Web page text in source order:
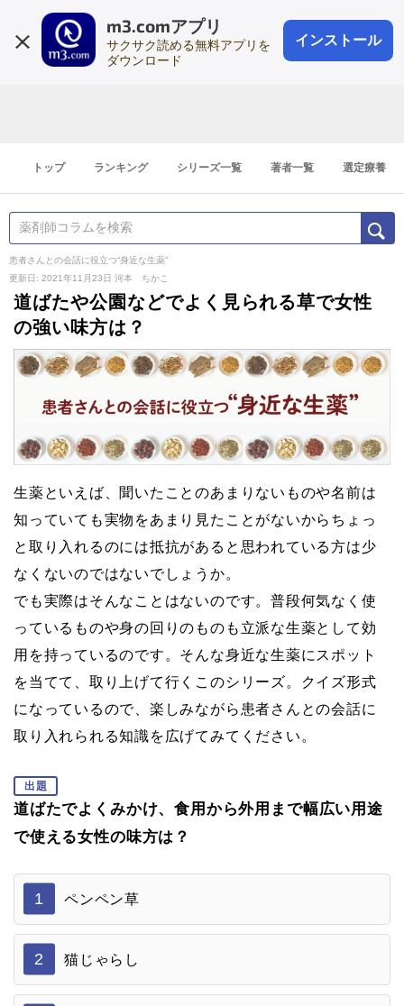
m3.comアプリ
サクサク読める無料アプリを
ダウンロード
インストール
会員登録
登録1分
トップ ランキング シリーズ一覧 著者一覧 選定療養
患者さんとの会話に役立つ“身近な生薬”
更新日: 2021年11月23日 河本 ちかこ
道ばたや公園などでよく見られる草で女性
の強い味方は？
生薬といえば、聞いたことのあまりないものや名前は
知っていても実物をあまり見たことがないからちょっ
と取り入れるのには抵抗があると思われている方は少
なくないのではないでしょうか。
でも実際はそんなことはないのです。普段何気なく使
っているものや身の回りのものも立派な生薬として効
用を持っているのです。そんな身近な生薬にスポット
を当てて、取り上げて行くこのシリーズ。クイズ形式
になっているので、楽しみながら患者さんとの会話に
取り入れられる知識を広げてみてください。
出題
道ばたでよくみかけ、食用から外用まで幅広い用途
で使える女性の味方は？
1 ペンペン草
2 猫じゃらし